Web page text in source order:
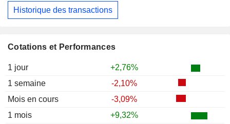
Cotations et Performances
1 jour
+2,76%
1 semaine
-2,10%
Mois en cours
-3,09%
1 mois
+9,32%
Historique des transactions